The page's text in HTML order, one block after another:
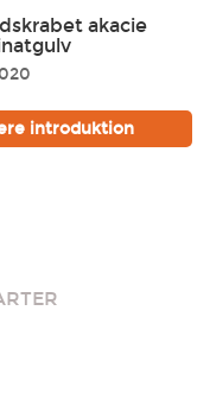
akacie
introduktion
gratis prøve